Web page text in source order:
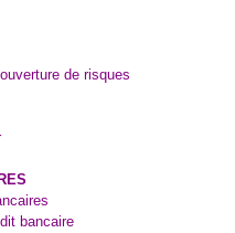
de risques
bancaire